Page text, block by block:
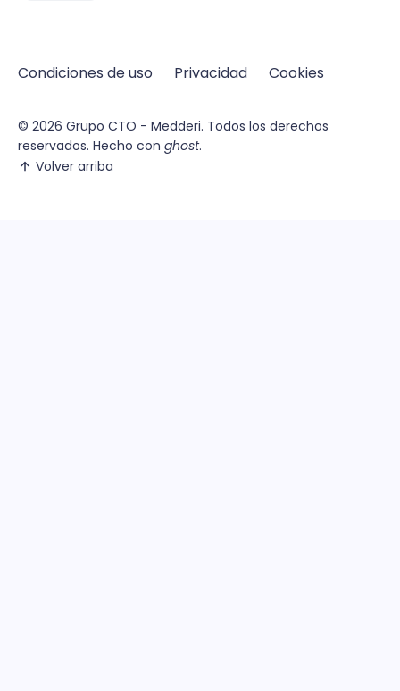
Condiciones de uso Privacidad Cookies
© 2026 Grupo CTO - Medderi. Todos los derechos
reservados. Hecho con ghost.
Volver arriba